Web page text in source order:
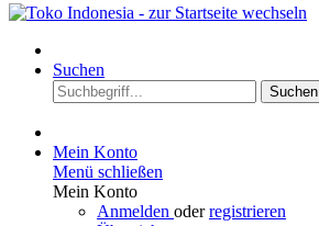
Suchen
Suchen
Mein Konto
Menü schließen
Mein Konto
Anmelden oderregistrieren